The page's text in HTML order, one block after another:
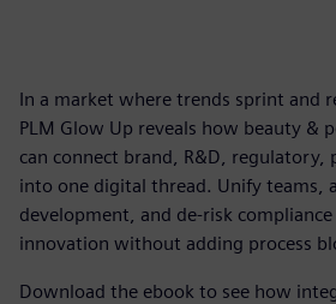
In a market where trends sprint and
PLM Glow Up reveals how beauty &
can connect brand, R&D, regulatory,
into one digital thread. Unify teams,
development, and de-risk
innovation without adding process
Download the ebook to see how